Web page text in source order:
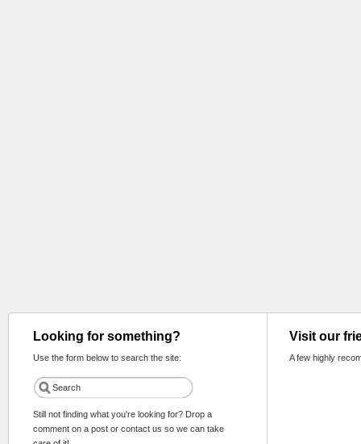
Looking for something?
Use the form below to search the site:
Still not finding what you're looking for? Drop a
comment on a post or contact us so we can take
Visit our
A few highly